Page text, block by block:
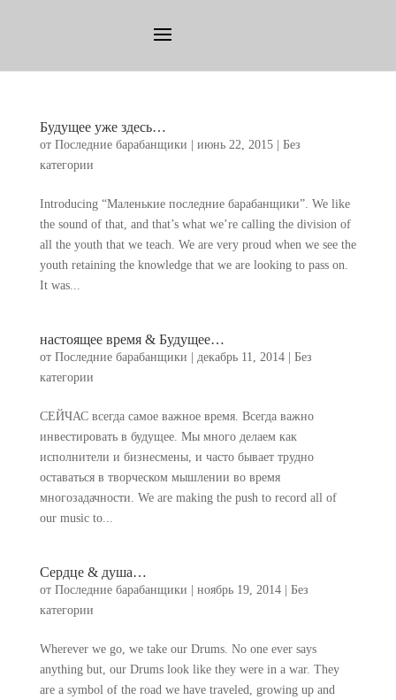
Будущее уже здесь…
от Последние барабанщики июнь 22, 2015| Без
категории
Introducing“Маленькие последние барабанщики”. We like
the sound of that, and that’s what we’re calling the division of
all the youth that we teach. We are very proud when we see the
youth retaining the knowledge that we are looking to pass on.
It was...
настоящее время & Будущее…
от Последние барабанщики декабрь 11, 2014| Без
категории
СЕЙЧАС всегда самое важное время. Всегда важно
инвестировать в будущее. Мы много делаем как
исполнители и бизнесмены, и часто бывает трудно
оставаться в творческом мышлении во время
многозадачности. We are making the push to record all of
our music to...
Сердце & душа…
от Последние барабанщики ноябрь 19, 2014| Без
категории
Wherever we go, we take our Drums. No one ever says
anything but, our Drums look like they were in a war. They
are a symbol of the road we have traveled, growing up and